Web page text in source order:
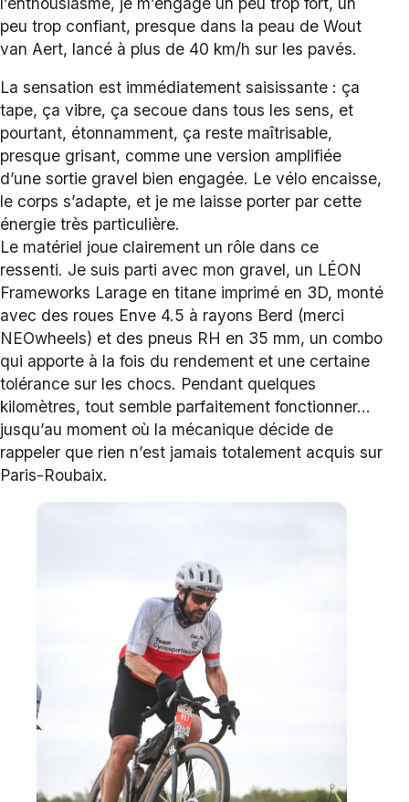
peu trop confiant, presque dans la peau de Wout
van Aert, lancé à plus de 40 km/h sur les pavés.
La sensation est immédiatement saisissante : ça
tape, ça vibre, ça secoue dans tous les sens, et
pourtant, étonnamment, ça reste maîtrisable,
presque grisant, comme une version amplifiée
d’une sortie gravel bien engagée. Le vélo encaisse,
le corps s’adapte, et je me laisse porter par cette
énergie très particulière.
Le matériel joue clairement un rôle dans ce
ressenti. Je suis parti avec mon gravel, un LÉON
Frameworks Larage en titane imprimé en 3D, monté
avec des roues Enve 4.5 à rayons Berd (merci
NEOwheels) et des pneus RH en 35 mm, un combo
qui apporte à la fois du rendement et une certaine
tolérance sur les chocs. Pendant quelques
kilomètres, tout semble parfaitement fonctionner…
jusqu’au moment où la mécanique décide de
rappeler que rien n’est jamais totalement acquis sur
Paris-Roubaix.